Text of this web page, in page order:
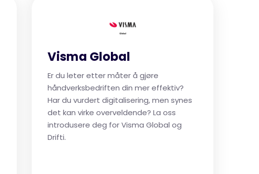
Visma Global
Er du leter etter måter å gjøre
håndverksbedriften din mer effektiv?
Har du vurdert digitalisering, men synes
det kan virke overveldende? La oss
introdusere deg for Visma Global og
Drifti.